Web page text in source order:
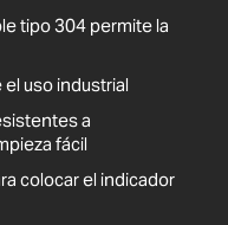
tipo 304 permite la
uso industrial
a
fácil
colocar el indicador